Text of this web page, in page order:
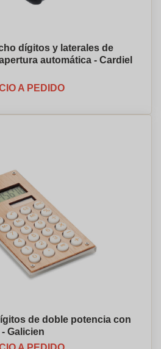
dígitos y laterales de
automática - Cardiel
A PEDIDO
de doble potencia con
Galicien